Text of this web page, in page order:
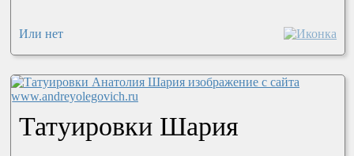
Или нет
Татуировки Шария